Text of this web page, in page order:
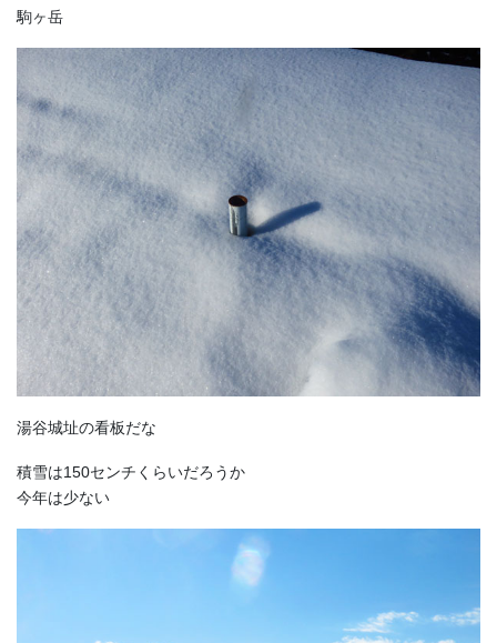
駒ヶ岳
湯谷城址の看板だな
積雪は150センチくらいだろうか
今年は少ない